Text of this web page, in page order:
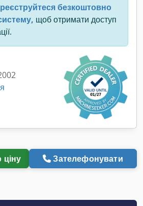
безкоштовно
щоб отримати доступ
ціну Зателефонувати